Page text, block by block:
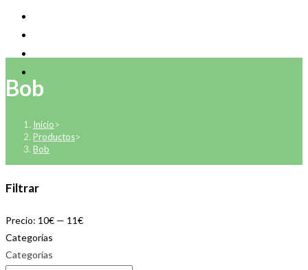
Bob
Inicio>
Productos>
Bob
Filtrar
Precio: 10€ — 11€
Categorías
Categorías